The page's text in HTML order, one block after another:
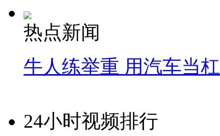
热点新闻
牛人练举重 用汽车当
24小时视频排行